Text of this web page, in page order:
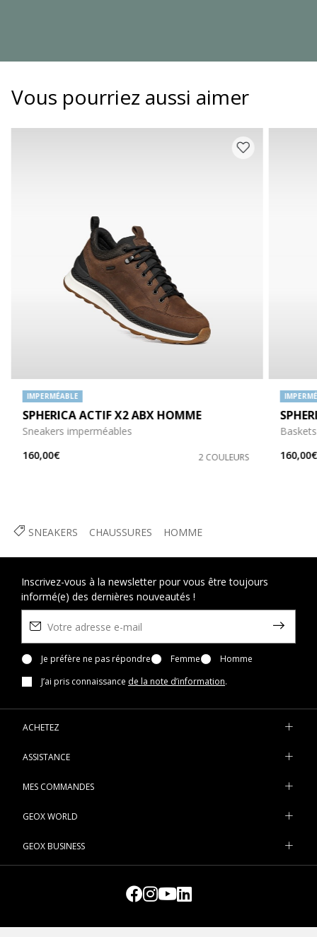
SNEAKERS CHAUSSURES HOMME
Vous pourriez aussi aimer
IMPERMÉABLE
SPHERICA ACTIF X2 ABX HOMME
Sneakers imperméables
160,00€
2 COULEURS
160,00€
Inscrivez-vous à la newsletter pour vous être toujours
informé(e) des dernières nouveautés !
Je préfère ne pas répondre Femme
Homme
J’ai pris connaissance de la note d’information.
ACHETEZ
ASSISTANCE
MES COMMANDES
GEOX WORLD
GEOX BUSINESS